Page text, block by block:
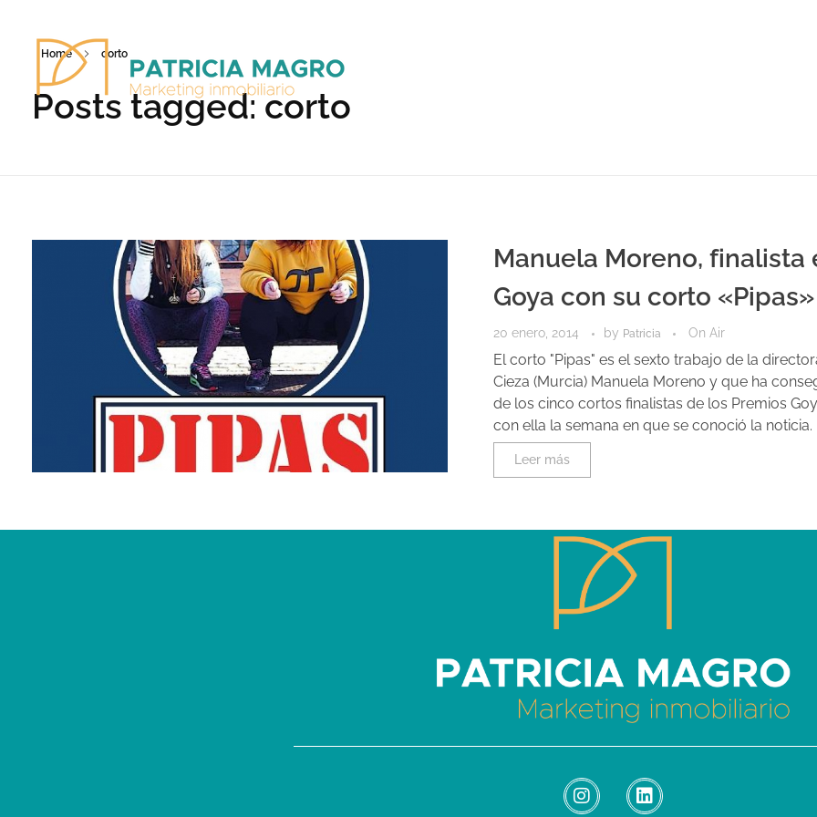
Home corto
Posts tagged: corto
Manuela Moreno, finalista
Goya con su corto «Pipas»
20 enero, 2014 by Patricia On Air
El corto "Pipas" es el sexto trabajo de la
Cieza (Murcia) Manuela Moreno y que ha
de los cinco cortos finalistas de los Premios
con ella la semana en que se conoció la noticia.
Leer más
Patricia Magro - Comunicación y marketing inmobiliario